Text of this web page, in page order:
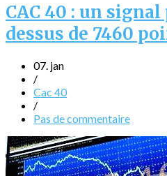
CAC 40 : un
dessus de 7460
07. jan
/
Cac 40
/
Pas de commentaire